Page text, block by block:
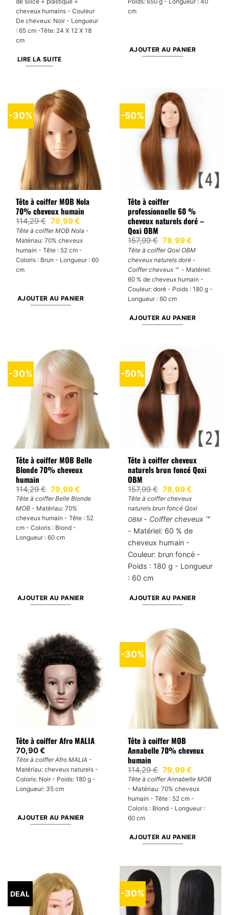
cheveux humains - Couleur
De cheveux: Noir - Longueur
: 65 cm -Tête: 24 X 12 X 18
cm
LIRE LA SUITE
cm
AJOUTER AU PANIER
-30%
Tête à coiffer MOB Nola
70% cheveux humain
114,29€ Le
prix
initial
était :
114,29 €.
79,99€Le
prix
actuel
est :
79,99 €.
Tête à coiffer MOB Nola -
Matériau: 70% cheveux
humain - Tête : 52 cm -
Coloris : Brun - Longueur : 60
cm
AJOUTER AU PANIER
-50%
Tête à coiffer
professionnelle 60 %
cheveux naturels doré –
Qoxi OBM
157,99€ Le
prix
initial
était :
157,99 €.
78,99€Le
prix
actuel
est :
78,99 €.
Tête à coiffer Qoxi OBM
cheveux naturels doré -
Coiffer cheveux ™ - Matériel:
60 % de cheveux humain -
Couleur: doré - Poids : 180 g -
Longueur : 60 cm
AJOUTER AU PANIER
-30%
Tête à coiffer MOB Belle
Blonde 70% cheveux
humain
114,29€ Le
prix
initial
était :
114,29 €.
79,99€Le
prix
actuel
79,99 €.
Tête à coiffer Belle Blonde
MOB - Matériau: 70%
cheveux humain - Tête : 52
cm - Coloris : Blond -
Longueur : 60 cm
AJOUTER AU PANIER
-50%
Tête à coiffer cheveux
naturels brun foncé Qoxi
OBM
157,99€ Le
prix
initial
était :
157,99 €.
78,99€Le
prix
actuel
est :
78,99 €.
Tête à coiffer cheveux
naturels brun foncé Qoxi
OBM - Coiffer cheveux ™
- Matériel: 60 % de
cheveux humain -
Couleur: brun foncé -
Poids : 180 g - Longueur
: 60 cm
AJOUTER AU PANIER
Tête à coiffer Afro MALIA
70,90€
Tête à coiffer Afro MALIA -
Matériau: cheveux naturels -
Coloris: Noir - Poids: 180 g -
Longueur: 35 cm
AJOUTER AU PANIER
-30%
Tête à coiffer MOB
Annabelle 70% cheveux
humain
114,29€ Le
prix
initial
était :
114,29 €.
79,99€Le
prix
actuel
est :
79,99 €.
Tête à coiffer Annabelle MOB
- Matériau: 70% cheveux
humain - Tête : 52 cm -
Coloris : Blond - Longueur :
60 cm
AJOUTER AU PANIER
DEAL -30%